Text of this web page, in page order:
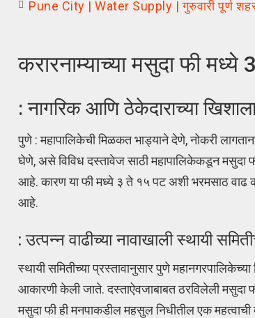
Pune City | Water Supply | गुरुवारी पूर्ण
करारनाम्याच्या मसुदा फी मध्ये
: नागरिक आणि ठेकेदाराच्या
पुणे : महापालिकेची मिळकत भाड्याने देणे, नोकरी
घेणे, असे विविध दस्तावेज साठी महापालिकेकडून मसुदा
आहे. कारण या फी मध्ये ३ ते १५ पट अशी भरमसाठ वाढ
आहे.
: उत्पन्न वाढीच्या नावाखाली स्थायी
स्थायी समितीच्या प्रस्तावानुसार पुणे
आकारणी केली जाते. दस्ताऐवजाबाबत ठरविलेली मसुदा
मसुदा फी ही मनपाकडील महसुल निधीतील एक